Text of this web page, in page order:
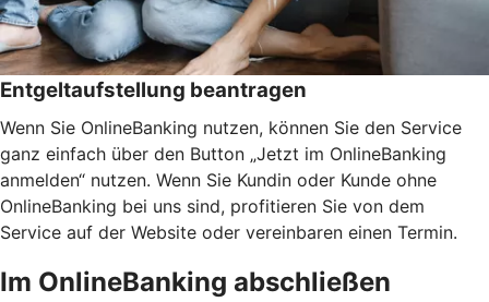
Entgeltaufstellung beantragen
Wenn Sie OnlineBanking nutzen, können Sie den Service
ganz einfach über den Button „Jetzt im OnlineBanking
anmelden“ nutzen. Wenn Sie Kundin oder Kunde ohne
OnlineBanking bei uns sind, profitieren Sie von dem
Service auf der Website oder vereinbaren einen Termin.
Im OnlineBanking abschließen